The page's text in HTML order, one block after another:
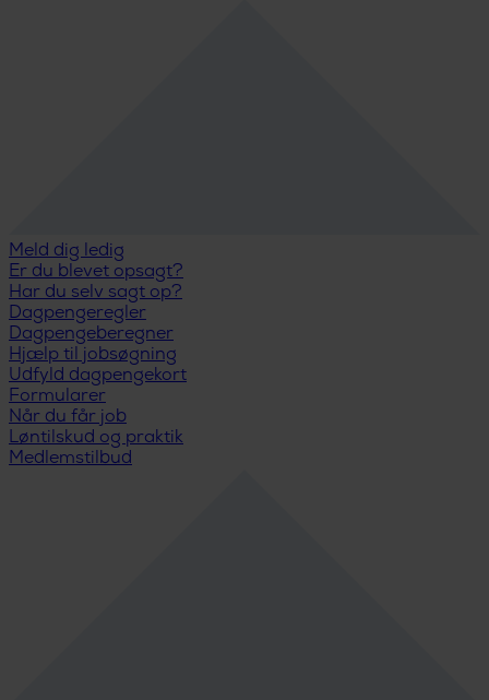
Meld dig ledig
Er du blevet opsagt?
Har du selv sagt op?
Dagpengeregler
Dagpengeberegner
Hjælp til jobsøgning
Udfyld dagpengekort
Formularer
Når du får job
Løntilskud og praktik
Medlemstilbud